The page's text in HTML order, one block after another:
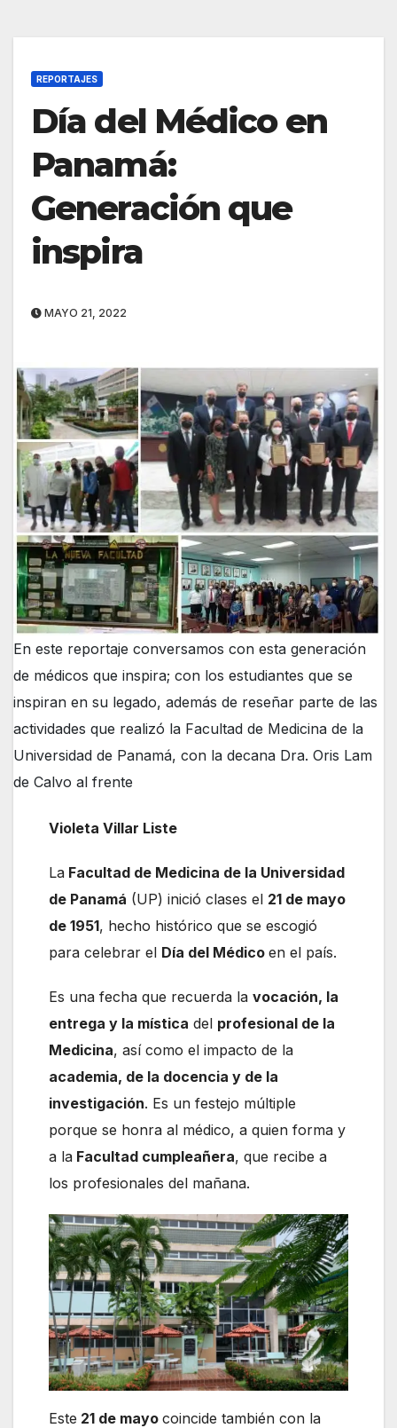
REPORTAJES
Día del Médico en
Panamá:
Generación que
inspira
MAYO 21, 2022
En este reportaje conversamos con esta generación
de médicos que inspira; con los estudiantes que se
inspiran en su legado, además de reseñar parte de las
actividades que realizó la Facultad de Medicina de la
Universidad de Panamá, con la decana Dra. Oris Lam
de Calvo al frente
Violeta Villar Liste
La Facultad de Medicina de la Universidad
de Panamá (UP) inició clases el 21 de mayo
de 1951, hecho histórico que se escogió
para celebrar el Día del Médico en el país.
Es una fecha que recuerda la vocación, la
entrega y la mística del profesional de la
Medicina, así como el impacto de la
academia, de la docencia y de la
investigación. Es un festejo múltiple
porque se honra al médico, a quien forma y
a la Facultad cumpleañera, que recibe a
los profesionales del mañana.
Este 21 de mayo coincide también con la